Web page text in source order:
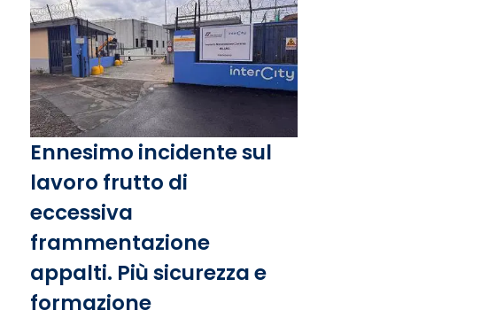
Ennesimo incidente sul
lavoro frutto di
eccessiva
frammentazione
appalti. Più sicurezza e
formazione